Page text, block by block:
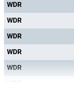
WDR
WDR
WDR
WDR
WDR